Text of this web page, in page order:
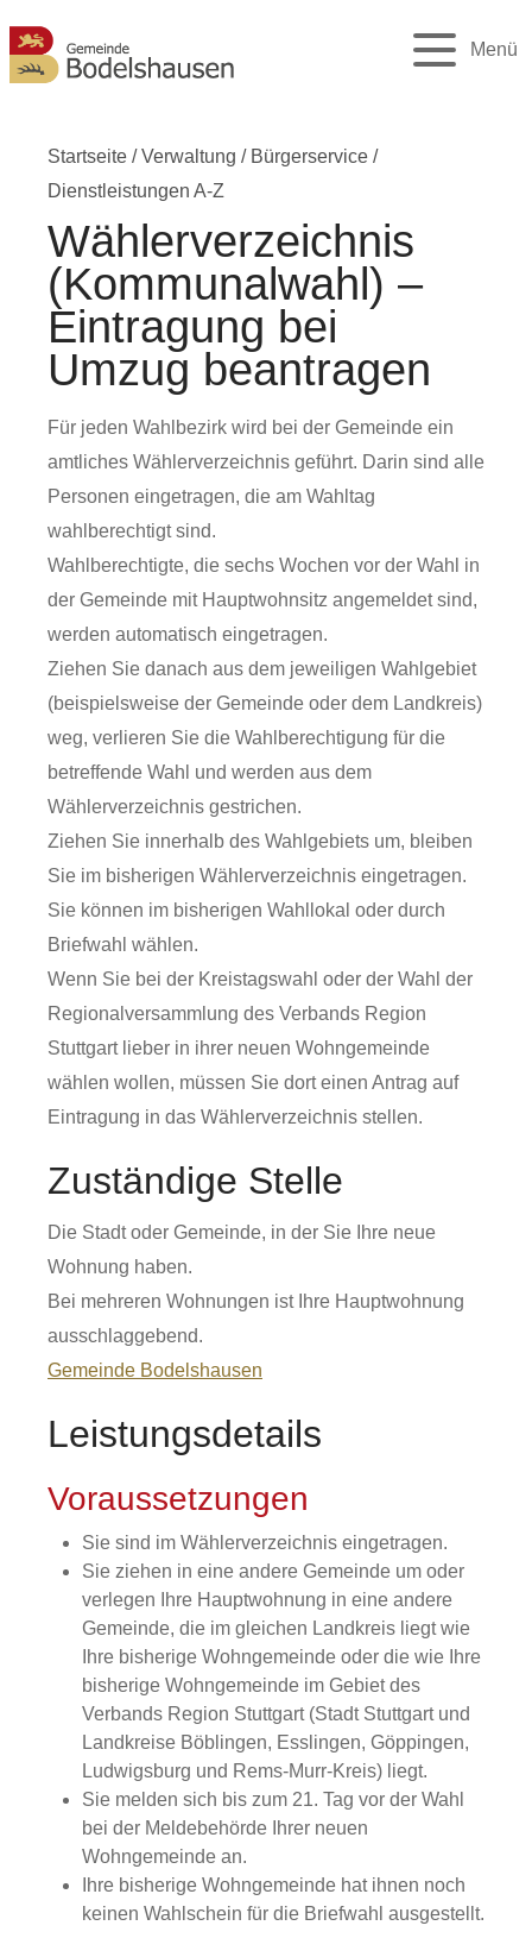
Menü
Startseite /Verwaltung / Bürgerservice /
Dienstleistungen A-Z
Wählerverzeichnis
(Kommunalwahl) –
Eintragung bei
Umzug beantragen
Für jeden Wahlbezirk wird bei der Gemeinde ein
amtliches Wählerverzeichnis geführt. Darin sind alle
Personen eingetragen, die am Wahltag
wahlberechtigt sind.
Wahlberechtigte, die sechs Wochen vor der Wahl in
der Gemeinde mit Hauptwohnsitz angemeldet sind,
werden automatisch eingetragen.
Ziehen Sie danach aus dem jeweiligen Wahlgebiet
(beispielsweise der Gemeinde oder dem Landkreis)
weg, verlieren Sie die Wahlberechtigung für die
betreffende Wahl und werden aus dem
Wählerverzeichnis gestrichen.
Ziehen Sie innerhalb des Wahlgebiets um, bleiben
Sie im bisherigen Wählerverzeichnis eingetragen.
Sie können im bisherigen Wahllokal oder durch
Briefwahl wählen.
Wenn Sie bei der Kreistagswahl oder der Wahl der
Regionalversammlung des Verbands Region
Stuttgart lieber in ihrer neuen Wohngemeinde
wählen wollen, müssen Sie dort einen Antrag auf
Eintragung in das Wählerverzeichnis stellen.
Zuständige Stelle
Die Stadt oder Gemeinde, in der Sie Ihre neue
Wohnung haben.
Bei mehreren Wohnungen ist Ihre Hauptwohnung
ausschlaggebend.
Gemeinde Bodelshausen
Leistungsdetails
Voraussetzungen
Sie sind im Wählerverzeichnis eingetragen.
Sie ziehen in eine andere Gemeinde um oder
verlegen Ihre Hauptwohnung in eine andere
Gemeinde, die im gleichen Landkreis liegt wie
Ihre bisherige Wohngemeinde oder die wie Ihre
bisherige Wohngemeinde im Gebiet des
Verbands Region Stuttgart(Stadt Stuttgart und
Landkreise Böblingen, Esslingen, Göppingen,
Ludwigsburg und Rems-Murr-Kreis)liegt.
Sie melden sich bis zum 21. Tag vor der Wahl
bei der Meldebehörde Ihrer neuen
Wohngemeinde an.
Ihre bisherige Wohngemeinde hat ihnen noch
keinen Wahlschein für die Briefwahl ausgestellt.